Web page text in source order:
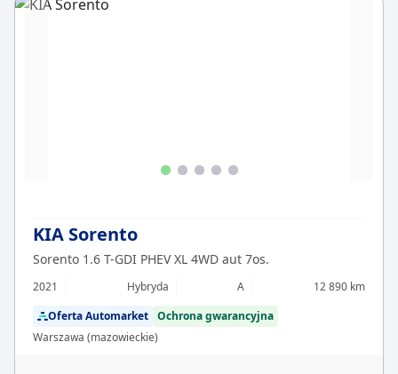
KIA Sorento
Sorento 1.6 T-GDI PHEV XL 4WD aut 7os.
2021 Hybryda A
12 890 km
Oferta Automarket Ochrona gwarancyjna
Warszawa (mazowieckie)